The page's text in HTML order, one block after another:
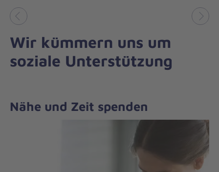
Vorheriges
Wir kümmern uns um
soziale Unterstützung
Nähe und Zeit spenden